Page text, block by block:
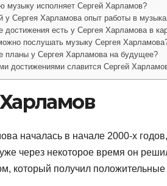
музыку исполняет Сергей Харламов?
у Сергея Харламова опыт работы в
достижения есть у Сергея Харламова в
послушать музыку Сергея
планы у Сергея Харламова на будущее?
достижениями славится Сергей
началась в начале 2000-х
через некоторое время он
который получил